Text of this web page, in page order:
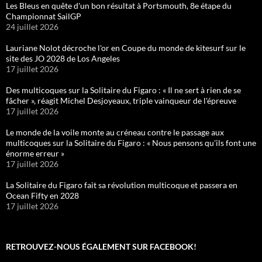
Les Bleus en quête d'un bon résultat à Portsmouth, 8e étape du
Championnat SailGP
24 juillet 2026
Lauriane Nolot décroche l'or en Coupe du monde de kitesurf sur le
site des JO 2028 de Los Angeles
17 juillet 2026
Des multicoques sur la Solitaire du Figaro : « Il ne sert à rien de se
fâcher », réagit Michel Desjoyeaux, triple vainqueur de l'épreuve
17 juillet 2026
Le monde de la voile monte au créneau contre le passage aux
multicoques sur la Solitaire du Figaro : « Nous pensons qu'ils font une
énorme erreur »
17 juillet 2026
La Solitaire du Figaro fait sa révolution multicoque et passera en
Ocean Fifty en 2028
17 juillet 2026
RETROUVEZ-NOUS ÉGALEMENT SUR FACEBOOK!